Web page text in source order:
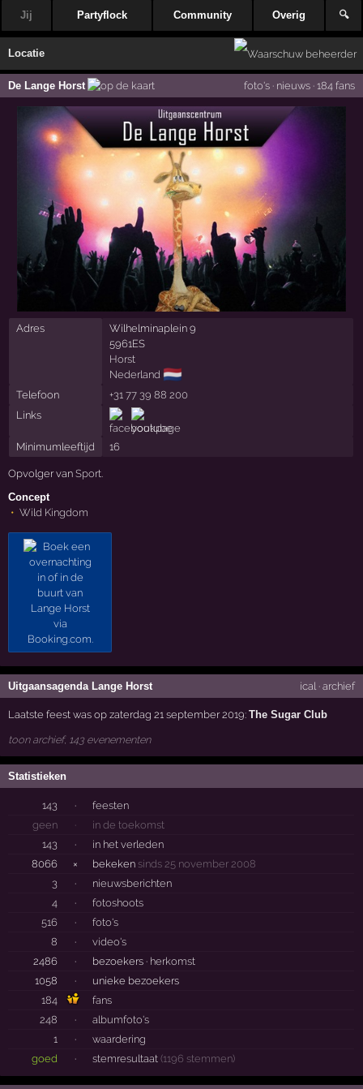
Jij Partyflock Community Overig 🔍
Locatie
De Lange Horst foto's· nieuws· 184 fans
Adres
Wilhelminaplein 9
5961ES
Horst
Nederland 🇳🇱
Telefoon
+31 77 39 88 200
Links
Minimumleeftijd 16
Opvolger vanSport
Concept
Wild Kingdom
Uitgaansagenda Lange Horst ical· archief
Laatste feest was op zaterdag 21 september 2019:The Sugar Club
toon archief, 143 evenementen
Statistieken
143 ·
feesten
geen
·
in de toekomst
143
·
in het verleden
8066
× bekeken sinds 25 november 2008
3
·
nieuwsberichten
4
·
fotoshoots
516
·
foto's
8
·
video's
2486
· bezoekers · herkomst
1058
·
unieke bezoekers
184
fans
248
·
albumfoto's
1
·
waardering
goed
· stemresultaat (1196 stemmen)